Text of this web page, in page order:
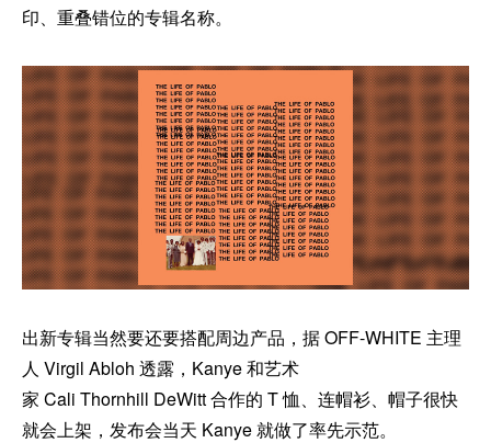
印、重叠错位的专辑名称。
出新专辑当然要还要搭配周边产品，据 OFF-WHITE 主理
人 Virgil Abloh 透露，Kanye 和艺术
家 Cali Thornhill DeWitt 合作的 T 恤、连帽衫、帽子很快
就会上架，发布会当天 Kanye 就做了率先示范。